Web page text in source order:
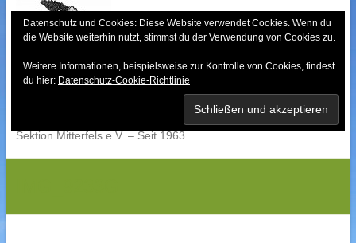
content
Bayerischer Wald-
Sektion Mitterfels e.V. – Seit 1963
Datenschutz und Cookies: Diese Website verwendet Cookies. Wenn du
die Website weiterhin nutzt, stimmst du der Verwendung von Cookies zu.
Weitere Informationen, beispielsweise zur Kontrolle von Cookies, findest
du hier: Datenschutz-Cookie-Richtlinie